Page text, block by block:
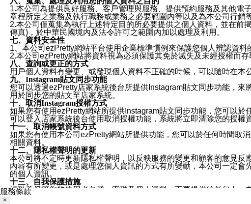
1.本公司為提供良好服務、客戶管理與服務、提供預約服務及其他
章程所定之業務及執行職務或業務之必要範圍內等以及為本公司行銷
2.本公司僅蒐集為執行上述特定目的所必要提供之個人資料，並在前
傳真)，於中華民國境內及法令許可之範圍內加以處理及利用。
七、資料安全性
1、本公司ezPretty網站平台使用企業標準慣例來保護您個人辨認資
2.本公司ezPretty網站將資料視為必須保護其免於滅失及未經授權而
八、查詢或更正的方式
用戶個人資料有變更、或發現個人資料不正確的時候，可以隨時在本
九、Instagram貼文同步功能
您可以透過ezPretty店家系統後台所提供Instagram貼文同步功能，
用於同步您的貼文至店家系統。
十、取消Instagram授權方式
如果您有使用ezPretty網站所提供Instagram貼文同步功能，您可以
可以登入店家系統後台使用取消授權功能，系統將立即清除您的授權
十一、取消帳號資料方式
如果您有使用本公司ezPretty網站所提供功能，您可以於任何時間取
相關資料。
十二、隱私權聲明的更新
本公司將不定時更新隱私權聲明，以反映服務的變更和顧客的意見
內容有所變更，或是處理您個人資訊的方式有所變動，本公司一定
的個人資訊。
十三、自我保護措施
請妥善保管您的使用者名稱、密碼及個人資料，不要提供給任何人
窗，以防止他人讀取您的個人資料、信件或進入所機關管理區。
服務條款
×